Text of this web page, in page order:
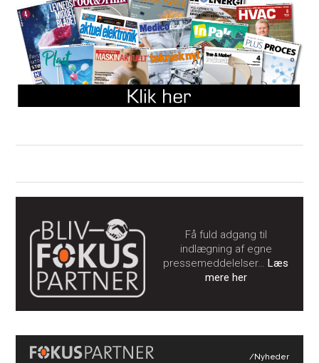
Få fuld adgang til
indlægning af egne
pressemeddelelser…Læs
mere her
/Nyheder